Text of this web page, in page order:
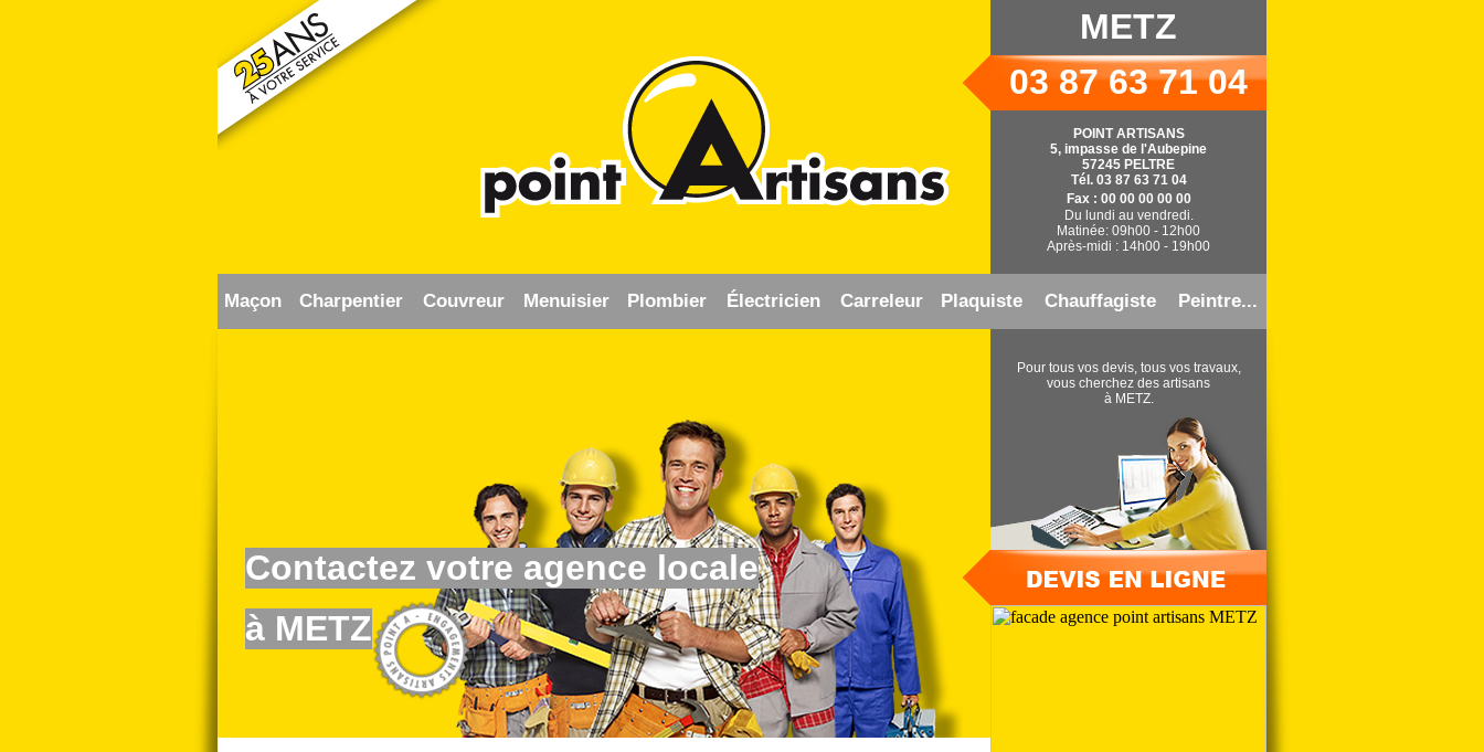
METZ
03 87 63 71 04
POINT ARTISANS
5, impasse de l'Aubepine
57245 PELTRE
Tél. 03 87 63 71 04
Fax : 00 00 00 00 00
Du lundi au vendredi.
Matinée: 09h00 - 12h00
Après-midi : 14h00 - 19h00
Maçon Charpentier Couvreur Menuisier Plombier Électricien Carreleur Plaquiste Chauffagiste Peintre...
Contactez votre agence locale
à METZ
Pour tous vos devis, tous vos travaux,
vous cherchez des artisans
à METZ.